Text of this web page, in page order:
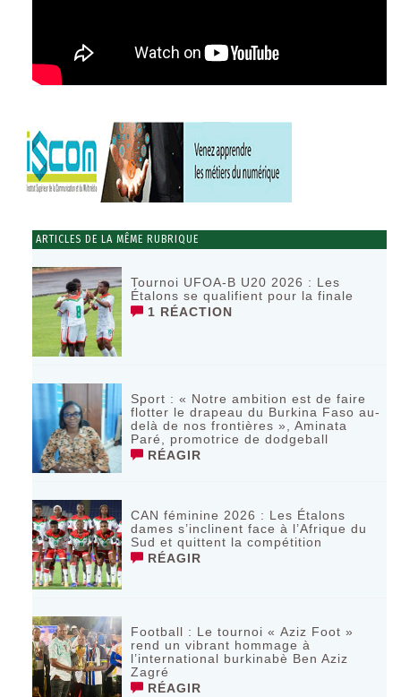
ARTICLES DE LA MÊME RUBRIQUE
Tournoi UFOA-B U20 2026 : Les
Étalons se qualifient pour la finale
1 RÉACTION
Sport : « Notre ambition est de faire
flotter le drapeau du Burkina Faso au-
delà de nos frontières », Aminata
Paré, promotrice de dodgeball
RÉAGIR
CAN féminine 2026 : Les Étalons
dames s’inclinent face à l’Afrique du
Sud et quittent la compétition
RÉAGIR
Football : Le tournoi « Aziz Foot »
rend un vibrant hommage à
l’international burkinabè Ben Aziz
Zagré
RÉAGIR